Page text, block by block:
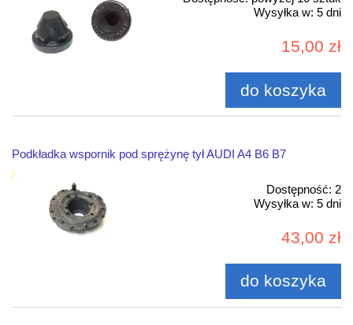
Wysyłka w: 5 dni
15,00 zł
do koszyka
Podkładka wspornik pod sprężynę tył AUDI A4 B6 B7
Dostępność: 2
Wysyłka w: 5 dni
43,00 zł
do koszyka